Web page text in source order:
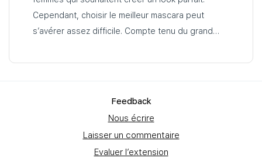
Cependant, choisir le meilleur mascara peut
s’avérer assez difficile. Compte tenu du grand
cosmétiques…
Feedbаck
Nous écrire
Laisser un commentaire
Evaluer l’extension